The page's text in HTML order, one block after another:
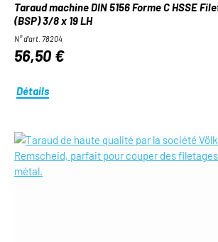
Taraud machine DIN 5156 Forme C HSSE
(BSP) 3/8 x 19 LH
N° d'art. 78204
56,50 €
Détails